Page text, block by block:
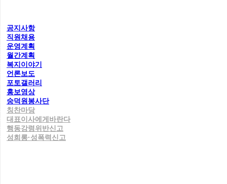
공지사항
직원채용
운영계획
월간계획
복지이야기
언론보도
포토갤러리
홍보영상
숭덕원봉사단
칭찬마당
대표이사에게바란다
행동강령위반신고
성희롱·성폭력신고